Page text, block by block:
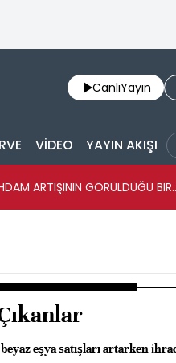
CanlıYayın
VİDEO YAYIN AKIŞI
ARTIŞININ GÖRÜLDÜĞÜ BİR
beyaz eşya satışları artarken